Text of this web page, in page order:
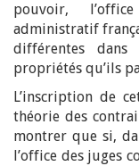
pouvoir,
administratif
différentes
propriétés qu’ils
L’inscription de
théorie des
montrer que si,
l’office des juges